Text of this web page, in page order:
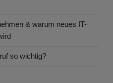
& warum neues IT-
so wichtig?